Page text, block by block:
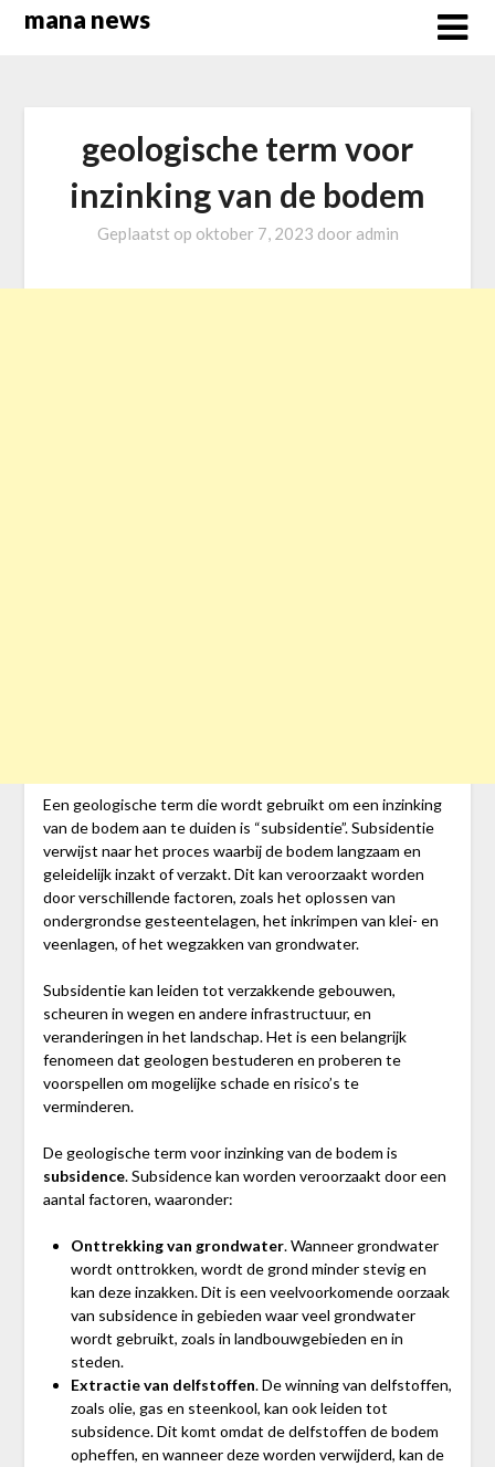
Overslaan
mana news
geologische term voor
inzinking van de bodem
Geplaatst op oktober 7, 2023 door admin
Een geologische term die wordt gebruikt om een inzinking
van de bodem aan te duiden is “subsidentie”. Subsidentie
verwijst naar het proces waarbij de bodem langzaam en
geleidelijk inzakt of verzakt. Dit kan veroorzaakt worden
door verschillende factoren, zoals het oplossen van
ondergrondse gesteentelagen, het inkrimpen van klei- en
veenlagen, of het wegzakken van grondwater.
Subsidentie kan leiden tot verzakkende gebouwen,
scheuren in wegen en andere infrastructuur, en
veranderingen in het landschap. Het is een belangrijk
fenomeen dat geologen bestuderen en proberen te
voorspellen om mogelijke schade en risico’s te
verminderen.
De geologische term voor inzinking van de bodem is
subsidence. Subsidence kan worden veroorzaakt door een
aantal factoren, waaronder:
Onttrekking van grondwater. Wanneer grondwater
wordt onttrokken, wordt de grond minder stevig en
kan deze inzakken. Dit is een veelvoorkomende oorzaak
van subsidence in gebieden waar veel grondwater
wordt gebruikt, zoals in landbouwgebieden en in
steden.
Extractie van delfstoffen. De winning van delfstoffen,
zoals olie, gas en steenkool, kan ook leiden tot
subsidence. Dit komt omdat de delfstoffen de bodem
opheffen, en wanneer deze worden verwijderd, kan de